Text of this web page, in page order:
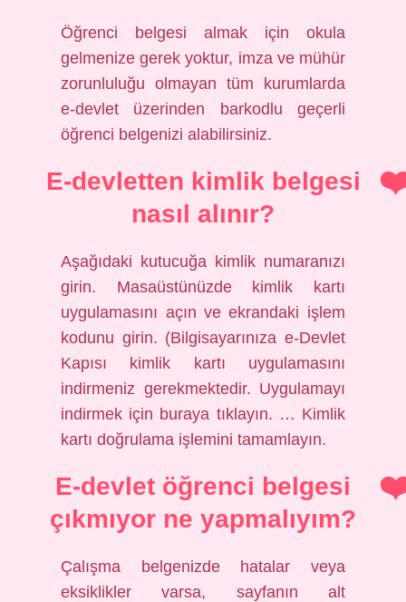
Öğrenci belgesi almak için okula
gelmenize gerek yoktur, imza ve mühür
zorunluluğu olmayan tüm kurumlarda
e-devlet üzerinden barkodlu geçerli
öğrenci belgenizi alabilirsiniz.
E-devletten kimlik belgesi
nasıl alınır?
Aşağıdaki kutucuğa kimlik numaranızı
girin. Masaüstünüzde kimlik kartı
uygulamasını açın ve ekrandaki işlem
kodunu girin. (Bilgisayarınıza e-Devlet
Kapısı kimlik kartı uygulamasını
indirmeniz gerekmektedir. Uygulamayı
indirmek için buraya tıklayın. … Kimlik
kartı doğrulama işlemini tamamlayın.
E-devlet öğrenci belgesi
çıkmıyor ne yapmalıyım?
Çalışma belgenizde hatalar veya
eksiklikler varsa, sayfanın alt